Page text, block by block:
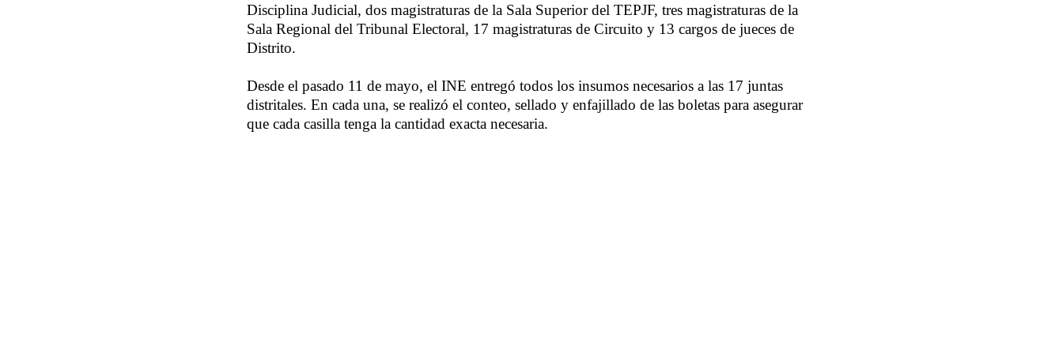
Disciplina Judicial, dos magistraturas de la Sala Superior del TEPJF, tres magistraturas de la
Sala Regional del Tribunal Electoral, 17 magistraturas de Circuito y 13 cargos de jueces de
Distrito.
Desde el pasado 11 de mayo, el INE entregó todos los insumos necesarios a las 17 juntas
distritales. En cada una, se realizó el conteo, sellado y enfajillado de las boletas para asegurar
que cada casilla tenga la cantidad exacta necesaria.